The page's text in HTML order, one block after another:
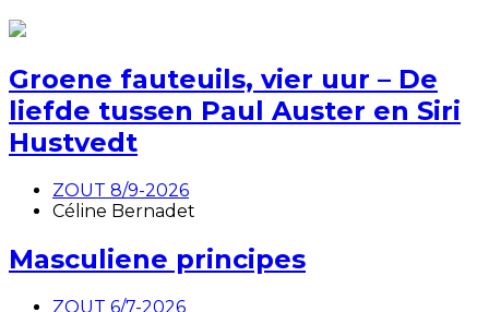
Groene fauteuils, vier uur – De
liefde tussen Paul Auster en Siri
Hustvedt
ZOUT 8/9-2026
Céline Bernadet
Masculiene principes
ZOUT 6/7-2026